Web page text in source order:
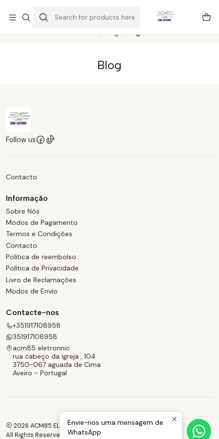
Home Blog Blog
Blog
Follow us
Contacto
Informação
Sobre Nós
Modos de Pagamento
Termos e Condições
Contacto
Politica de reembolso
Política de Privacidade
Livro de Reclamações
Modos de Envio
Contacte-nos
+351917108958
351917108958
acm85 eletronnic
rua cabeço da igreja , 104
3750-067 aguada de Cima
Aveiro - Portugal
2026 ACM85 ELETRONNIC.
All Rights Reserved.
Powered by Jumpseller
Envie-nos uma mensagem de
WhatsApp